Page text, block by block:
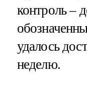
контроль –
удалось
неделю.